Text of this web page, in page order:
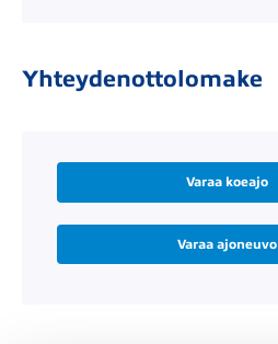
Yhteydenottolomake
Varaa koeajo
Varaa ajoneuvo